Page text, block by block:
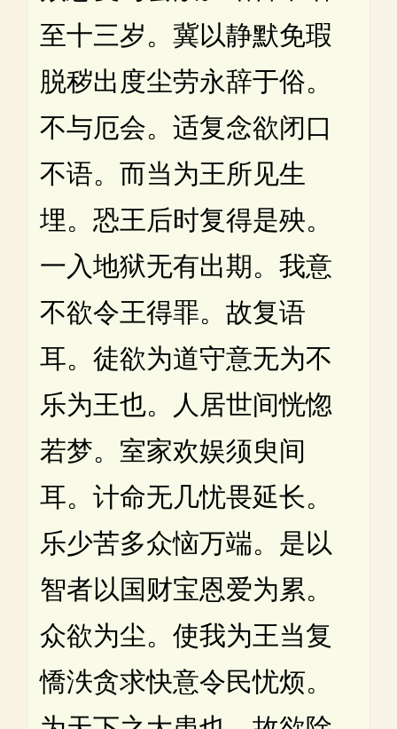
至十三岁。冀以静默免瑕
脱秽出度尘劳永辞于俗。
不与厄会。适复念欲闭口
不语。而当为王所见生
埋。恐王后时复得是殃。
一入地狱无有出期。我意
不欲令王得罪。故复语
耳。徒欲为道守意无为不
乐为王也。人居世间恍惚
若梦。室家欢娱须臾间
耳。计命无几忧畏延长。
乐少苦多众恼万端。是以
智者以国财宝恩爱为累。
众欲为尘。使我为王当复
憍泆贪求快意令民忧烦。